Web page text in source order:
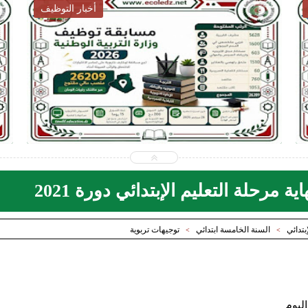
أخبار التوظيف
2026-07-28
ecoledz.net
التعليم الإبتدائي دورة 2021
> السنة الخامسة ابتدائي > توجيهات تربوية